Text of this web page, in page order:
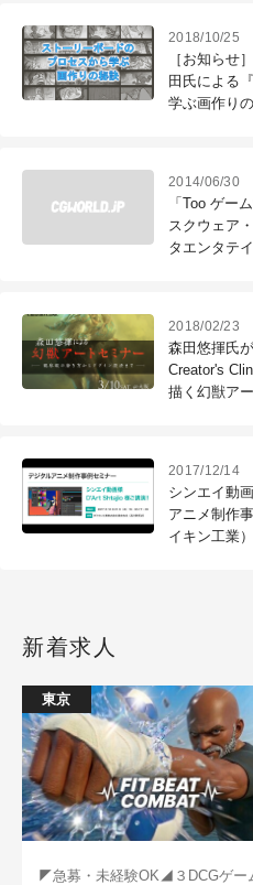
2018/10/25
［お知らせ
田氏による
学ぶ画作り
2014/06/30
「Too ゲー
スクウェア
タエンタテ
2018/02/23
森田悠揮氏
Creator's
描く幻獣ア
2017/12/14
シンエイ動
アニメ制作
イキン工業）
新着求人
東京
◤急募・未経験OK◢３DCGゲー